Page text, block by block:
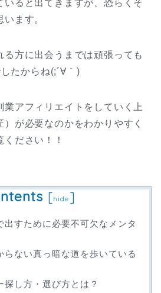
いると出てきますが、恐らくそ
ます。
る方に出会うまでは頑張っても
たからね(;´∀｀)
業アフィリエイトをしていく上
が必要なのかをわかりやすく
ださい！！
[hide ]
出すために必要不可欠なメンタ
らない真っ暗な道を歩いている
探し方・選び方とは？